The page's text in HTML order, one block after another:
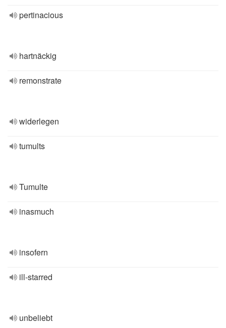
pertinacious
hartnäckig
remonstrate
widerlegen
tumults
Tumulte
inasmuch
insofern
ill-starred
unbeliebt